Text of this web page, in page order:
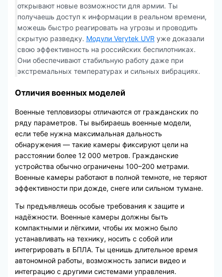
открывают новые возможности для армии. Ты
получаешь доступ к информации в реальном времени,
можешь быстро реагировать на угрозы и проводить
скрытую разведку. Модули Verytek UVRуже доказали
свою эффективность на российских беспилотниках.
Они обеспечивают стабильную работу даже при
экстремальных температурах и сильных вибрациях.
Отличия военных моделей
Военные тепловизоры отличаются от гражданских по
ряду параметров. Ты выбираешь военные модели,
если тебе нужна максимальная дальность
обнаружения — такие камеры фиксируют цели на
расстоянии более 12 000 метров. Гражданские
устройства обычно ограничены 100–200 метрами.
Военные камеры работают в полной темноте, не теряют
эффективности при дожде, снеге или сильном тумане.
Ты предъявляешь особые требования к защите и
надёжности. Военные камеры должны быть
компактными и лёгкими, чтобы их можно было
устанавливать на технику, носить с собой или
интегрировать в БПЛА. Ты ценишь длительное время
автономной работы, возможность записи видео и
интеграцию с другими системами управления.